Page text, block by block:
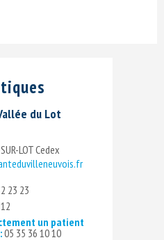
du Lot
LOT Cedex
23 23
un patient
05 35 36 10 10